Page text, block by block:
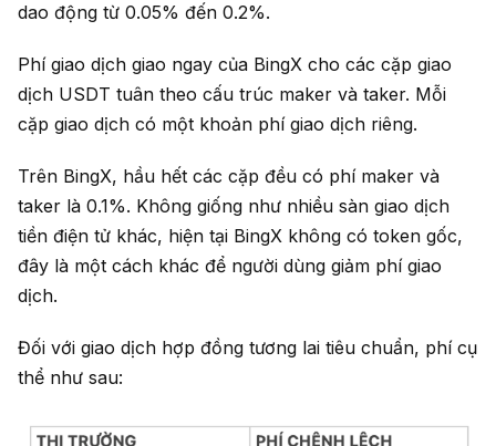
dao động từ 0.05% đến 0.2%.
Phí giao dịch giao ngay của BingX cho các cặp giao
dịch USDT tuân theo cấu trúc maker và taker. Mỗi
cặp giao dịch có một khoản phí giao dịch riêng.
Trên BingX, hầu hết các cặp đều có phí maker và
taker là 0.1%. Không giống như nhiều sàn giao dịch
tiền điện tử khác, hiện tại BingX không có token gốc,
đây là một cách khác để người dùng giảm phí giao
dịch.
Đối với giao dịch hợp đồng tương lai tiêu chuẩn, phí cụ
thể như sau: